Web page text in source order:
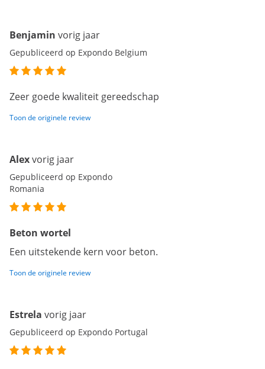
Benjamin vorig jaar
Gepubliceerd op Expondo Belgium
Zeer goede kwaliteit gereedschap
Toon de originele review
Alexvorig jaar
Gepubliceerd op Expondo
Romania
Beton wortel
Een uitstekende kern voor beton.
Toon de originele review
Estrela vorig jaar
Gepubliceerd op Expondo Portugal